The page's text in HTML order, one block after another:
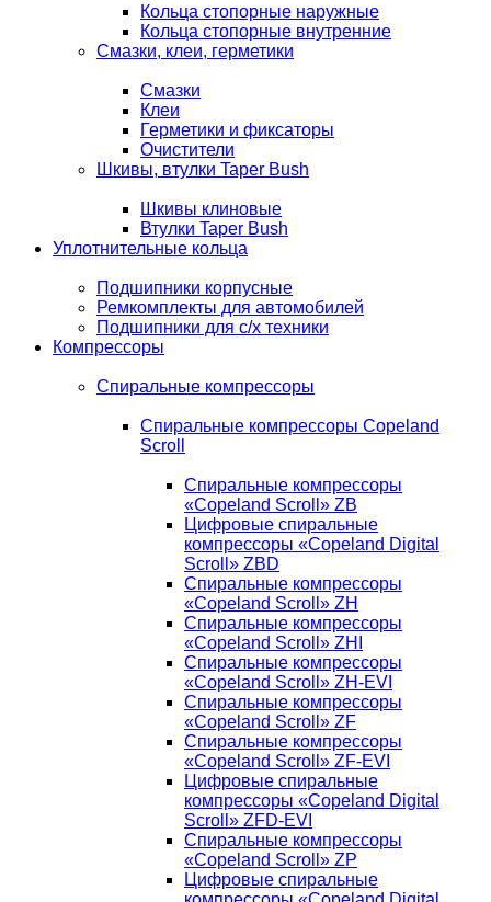
Кольца стопорные наружные
Кольца стопорные внутренние
Смазки, клеи, герметики
Смазки
Клеи
Герметики и фиксаторы
Очистители
Шкивы, втулки Taper Bush
Шкивы клиновые
Втулки Taper Bush
Уплотнительные кольца
Подшипники корпусные
Ремкомплекты для автомобилей
Подшипники для с/х техники
Компрессоры
Спиральные компрессоры
Спиральные компрессоры Copeland
Scroll
Спиральные компрессоры
«Copeland Scroll» ZB
Цифровые спиральные
компрессоры «Copeland Digital
Scroll» ZBD
Спиральные компрессоры
«Copeland Scroll» ZH
Спиральные компрессоры
«Copeland Scroll» ZHI
Спиральные компрессоры
«Copeland Scroll» ZH-EVI
Спиральные компрессоры
«Copeland Scroll» ZF
Спиральные компрессоры
«Copeland Scroll» ZF-EVI
Цифровые спиральные
компрессоры «Copeland Digital
Scroll» ZFD-EVI
Спиральные компрессоры
«Copeland Scroll» ZP
Цифровые спиральные